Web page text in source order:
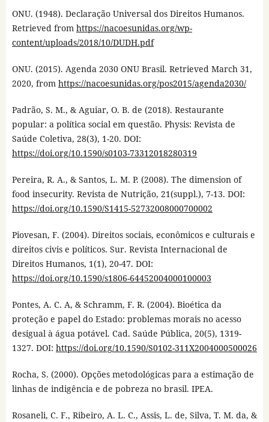
ONU. (1948). Declaração Universal dos Direitos Humanos.
Retrieved from https://nacoesunidas.org/wp-
content/uploads/2018/10/DUDH.pdf
ONU. (2015). Agenda 2030 ONU Brasil. Retrieved March 31,
2020, from https://nacoesunidas.org/pos2015/agenda2030/
Padrão, S. M., & Aguiar, O. B. de (2018). Restaurante
popular: a política social em questão. Physis: Revista de
Saúde Coletiva, 28(3), 1-20. DOI:
https://doi.org/10.1590/s0103-73312018280319
Pereira, R. A., & Santos, L. M. P. (2008). The dimension of
food insecurity. Revista de Nutrição, 21(suppl.), 7-13. DOI:
https://doi.org/10.1590/S1415-52732008000700002
Piovesan, F. (2004). Direitos sociais, econômicos e culturais e
direitos civis e políticos. Sur. Revista Internacional de
Direitos Humanos, 1(1), 20-47. DOI:
https://doi.org/10.1590/s1806-64452004000100003
Pontes, A. C. A, & Schramm, F. R. (2004). Bioética da
proteção e papel do Estado: problemas morais no acesso
desigual à água potável. Cad. Saúde Pública, 20(5), 1319-
1327. DOI: https://doi.org/10.1590/S0102-311X2004000500026
Rocha, S. (2000). Opções metodológicas para a estimação de
linhas de indigência e de pobreza no brasil. IPEA.
Rosaneli, C. F., Ribeiro, A. L. C., Assis, L. de, Silva, T. M. da, &